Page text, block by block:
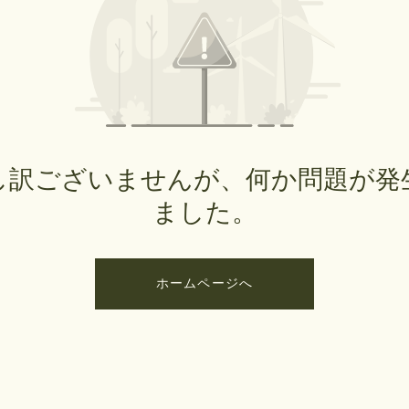
訳ございませんが、何か問題が発
ました。
ホームページへ